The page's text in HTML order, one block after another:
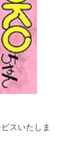
スいたしま